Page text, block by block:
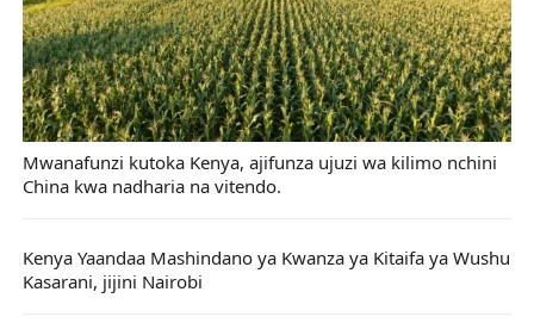
Mwanafunzi kutoka Kenya, ajifunza ujuzi wa kilimo nchini
China kwa nadharia na vitendo.
Kenya Yaandaa Mashindano ya Kwanza ya Kitaifa ya Wushu
Kasarani, jijini Nairobi